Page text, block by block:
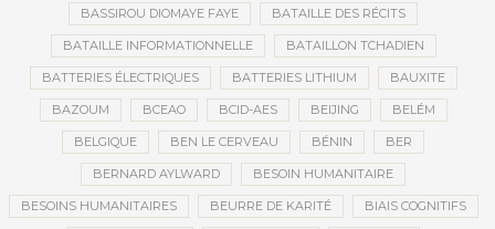
BASSIROU DIOMAYE FAYE BATAILLE DES RÉCITS
BATAILLE INFORMATIONNELLE BATAILLON TCHADIEN
BATTERIES ÉLECTRIQUES BATTERIES LITHIUM BAUXITE
BAZOUM BCEAO BCID-AES BEIJING BELÉM
BELGIQUE BEN LE CERVEAU BÉNIN BER
BERNARD AYLWARD BESOIN HUMANITAIRE
BESOINS HUMANITAIRES BEURRE DE KARITÉ BIAIS COGNITIFS